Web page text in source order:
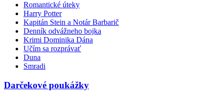
Romantické úteky
Harry Potter
Kapitán Stein a Notár Barbarič
Denník odvážneho bojka
Krimi Dominika Dána
Učím sa rozprávať
Duna
Smradi
Darčekové poukážky